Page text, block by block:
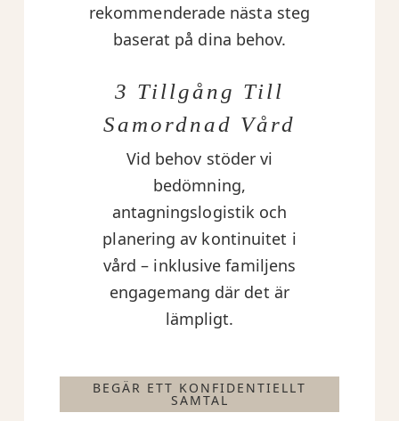
rekommenderade nästa steg
baserat på dina behov.
3 Tillgång Till
Samordnad Vård
Vid behov stöder vi
bedömning,
antagningslogistik och
planering av kontinuitet i
vård – inklusive familjens
engagemang där det är
lämpligt.
BEGÄR ETT KONFIDENTIELLT
SAMTAL